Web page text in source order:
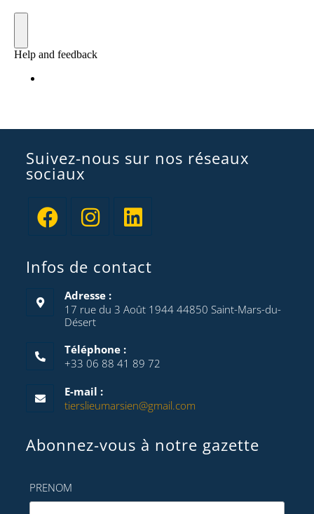
Suivez-nous sur nos réseaux
sociaux
Infos de contact
Adresse :
17 rue du 3 Août 1944 44850 Saint-Mars-du-
Désert
Téléphone :
+33 06 88 41 89 72
E-mail :
tierslieumarsien@gmail.com
Abonnez-vous à notre gazette
PRENOM